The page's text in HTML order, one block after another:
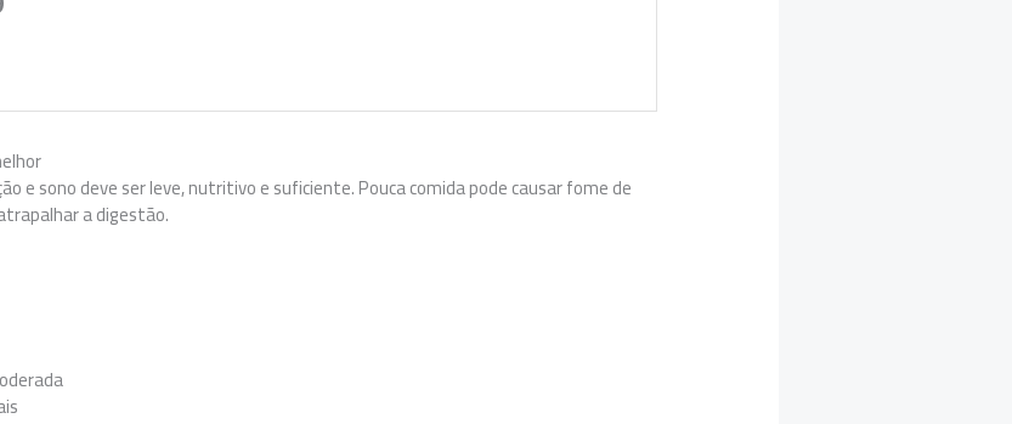
e sono deve ser leve, nutritivo e suficiente. Pouca comida pode causar fome de
a digestão.